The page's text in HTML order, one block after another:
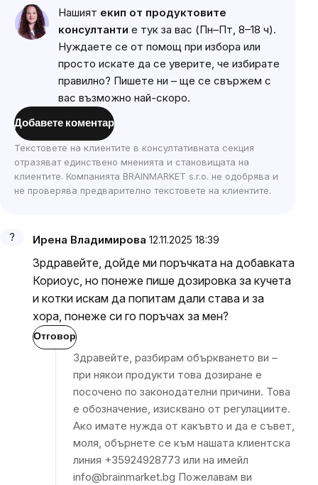
discussions
Нашият екип от продуктовите
консултанти е тук за вас (Пн–Пт, 8–18 ч).
Нуждаете се от помощ при избора или
просто искате да се уверите, че избирате
правилно? Пишете ни – ще се свържем с
вас възможно най-скоро.
Добавете коментар
Текстовете на клиентите в консултативната секция
отразяват единствено мненията и становищата на
клиентите. Компанията BRAINMARKET s.r.o. не одобрява и
не проверява предварително текстовете на клиентите.
Ирена Владимирова 12.11.2025 18:39
Зрдравейте, дойде ми поръчката на добавката
Кориоус, но понеже пише дозировка за кучета
и котки искам да попитам дали става и за
хора, понеже си го поръчах за мен?
Отговор
Здравейте, разбирам объркването ви –
при някои продукти това дозиране е
посочено по законодателни причини. Това
е обозначение, изисквано от регулациите.
Ако имате нужда от какъвто и да е съвет,
моля, обърнете се към нашата клиентска
линия +35924928773 или на имейл
info@brainmarket.bg Пожелавам ви